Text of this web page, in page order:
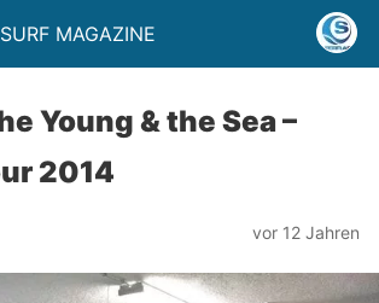
MAGAZINE
Young & the Sea –
2014
vor 12 Jahren